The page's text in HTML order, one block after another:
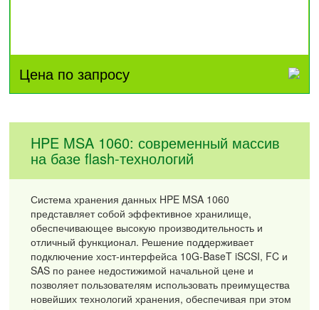
Цена по запросу
HPE MSA 1060: современный массив
на базе flash-технологий
Система хранения данных HPE MSA 1060
представляет собой эффективное хранилище,
обеспечивающее высокую производительность и
отличный функционал. Решение поддерживает
подключение хост-интерфейса 10G-BaseT iSCSI, FC и
SAS по ранее недостижимой начальной цене и
позволяет пользователям использовать преимущества
новейших технологий хранения, обеспечивая при этом